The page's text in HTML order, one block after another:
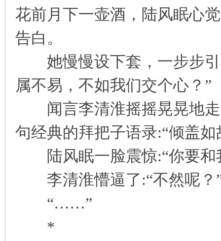
花前月下一壶酒，陆风眠心
告白。
她慢慢设下套，一步步引
属不易，不如我们交个心？”
闻言李清淮摇摇晃晃地走
句经典的拜把子语录:“倾盖如
陆风眠一脸震惊:“你要和
李清淮懵逼了:“不然呢？
“……”
*